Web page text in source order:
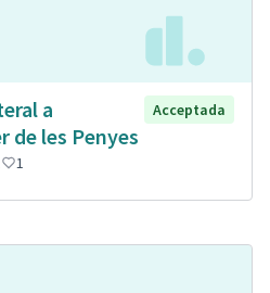
a
de les Penyes
Acceptada
1